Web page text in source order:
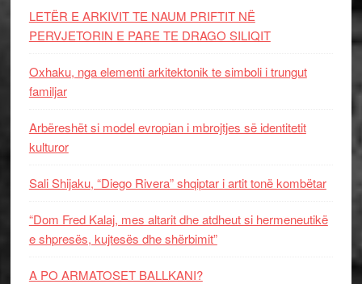
LETËR E ARKIVIT TE NAUM PRIFTIT NË
PERVJETORIN E PARE TE DRAGO SILIQIT
Oxhaku, nga elementi arkitektonik te simboli i trungut
familjar
Arbëreshët si model evropian i mbrojtjes së identitetit
kulturor
Sali Shijaku, “Diego Rivera” shqiptar i artit tonë kombëtar
“Dom Fred Kalaj, mes altarit dhe atdheut si hermeneutikë
e shpresës, kujtesës dhe shërbimit”
A PO ARMATOSET BALLKANI?